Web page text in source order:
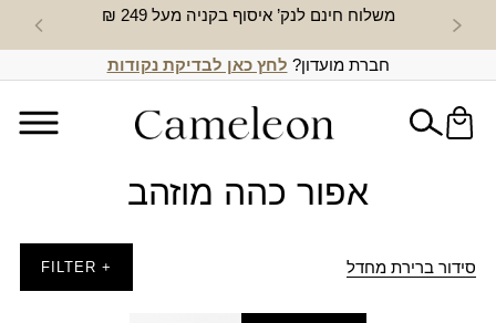
משלוח חינם לנק’ איסוף בקניה מעל 249 ₪ חדש
חברת מועדון? לחץ כאן לבדיקת נקודות
אפור כהה מוזהב
סידור ברירת מחדל + FILTER